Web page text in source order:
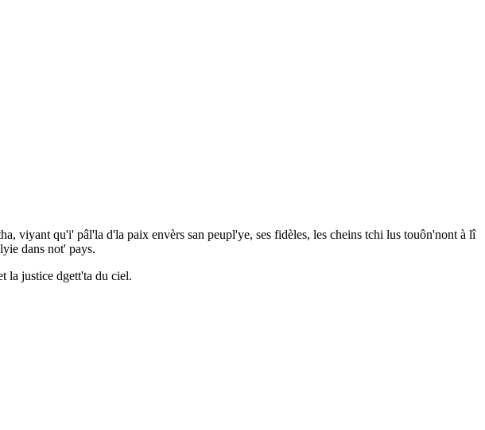
viyant qu'i' pâl'la d'la paix envèrs san peupl'ye, ses fidèles, les cheins tchi lus touôn'nont à lî
dans not' pays.
la justice dgett'ta du ciel.